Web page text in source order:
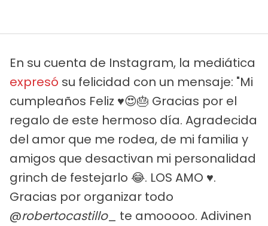
En su cuenta de Instagram, la mediática
expresó su felicidad con un mensaje: "Mi
cumpleaños Feliz ♥️😍🎂 Gracias por el
regalo de este hermoso día. Agradecida
del amor que me rodea, de mi familia y
amigos que desactivan mi personalidad
grinch de festejarlo 😂. LOS AMO ♥️.
Gracias por organizar todo
@robertocastillo_ te amooooo. Adivinen